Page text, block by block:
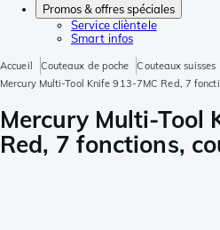
Promos & offres spéciales
Service clièntele
Smart infos
Accueil Couteaux de poche
Couteaux suisses
Mercury Multi-Tool Knife 913-7MC Red, 7
Mercury Multi-Tool
Red, 7 fonctions,